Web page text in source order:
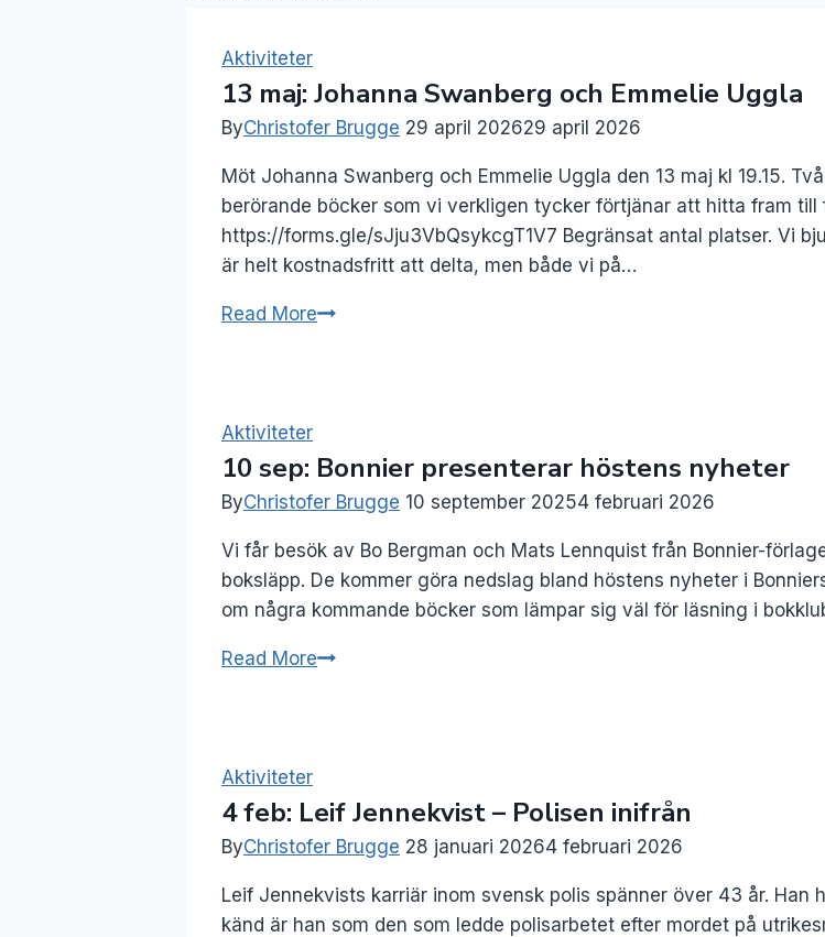
Aktiviteter
13 maj: Johanna Swanberg och Emmelie Uggla
ByChristofer Brugge 29 april 202629 april 2026
Möt Johanna Swanberg och Emmelie Uggla den 13 maj kl 19.15.
berörande böcker som vi verkligen tycker förtjänar att hitta fram till
https://forms.gle/sJju3VbQsykcgT1V7 Begränsat antal platser. Vi
är helt kostnadsfritt att delta, men både vi på…
Read More13
Emmelie
Uggla
Aktiviteter
10 sep: Bonnier presenterar höstens nyheter
ByChristofer Brugge 10 september 20254 februari 2026
Vi får besök av Bo Bergman och Mats Lennquist från Bonnier-
boksläpp. De kommer göra nedslag bland höstens nyheter i
om några kommande böcker som lämpar sig väl för läsning i
Read More10
nyheter
Aktiviteter
4 feb: Leif Jennekvist – Polisen inifrån
ByChristofer Brugge 28 januari 20264 februari 2026
Leif Jennekvists karriär inom svensk polis spänner över 43 år.
känd är han som den som ledde polisarbetet efter mordet på